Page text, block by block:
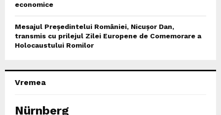
economice
Mesajul Președintelui României, Nicușor Dan,
transmis cu prilejul Zilei Europene de Comemorare a
Holocaustului Romilor
Vremea
Nürnberg